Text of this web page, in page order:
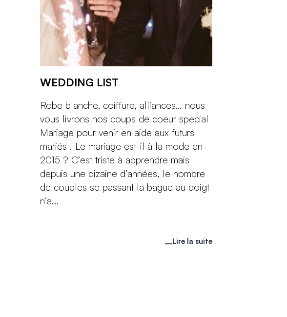
WEDDING LIST
Robe blanche, coiffure, alliances… nous
vous livrons nos coups de coeur special
Mariage pour venir en aide aux futurs
mariés ! Le mariage est-il à la mode en
2015 ? C’est triste à apprendre mais
depuis une dizaine d’années, le nombre
de couples se passant la bague au doigt
n’a...
Lire la suite